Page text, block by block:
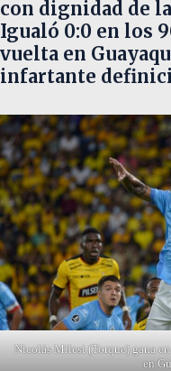
con dignidad de
Igualó 0:0 en los
vuelta en
infartante
Nicolás Milesi (Torque) gana
en